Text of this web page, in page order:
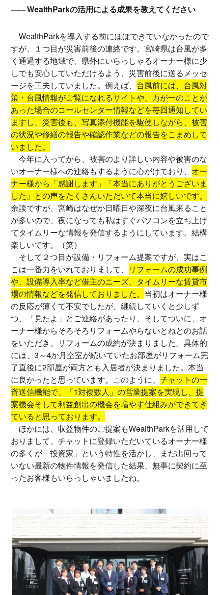
WealthParkの活用による成果を教えてください
WealthParkを導入する前にほぼできていなかったので
すが、１つ目が災害前後の連絡です。宮崎県は台風が多
く通過する地域で、県外にいらっしゃるオーナー様に少
しでも安心していただけるよう、災害前後に送るメッセ
ージを工夫していました。例えば、 台風前には、台風対
策・台風情報がご覧になれるサイトや、万が一のことが
あった場合のコールセンター情報などを毎回通知してい
ますし、災害後も、写真添付機能を駆使しながら、被害
の状況や修繕の報告や確認作業などの報告をこまめして
いました。
今年に入ってから、被害のより詳しい内容や被害のな
いオーナー様への連絡もするように心がけており、 オー
ナー様から「感謝します」「本当にありがとうございま
した」との声をたくさんいただいて本当に嬉しいです。
余談ですが、宮崎はなぜか日曜日や深夜に台風来ること
が多いので、夜になっても私はすぐパソコンを立ち上げ
てタイムリーな情報を発信するようにしています。結構
楽しいです。（笑）
そして２つ目が設備・リフォーム提案ですが、実はこ
こは一番力をいれておりまして、
リフォームの成功事例
や、設備導入率など借主のニーズ、タイムリーな賃貸市
場の情報などを発信しておりました。 当初はオーナー様
の反応が薄くて不安でしたが、継続していくと少しず
つ、「見たよ」とご連絡があったり、そしてついに、オ
ーナー様からそろそろリフォームやらないとねとのお話
をいただき、リフォームの成約が決まりました。具体的
には、3～4か月空室が続いていたお部屋がリフォーム完
了直後に2部屋が両方とも入居者が決まりました。本当
に良かったと思っています。このように、チャットの一
斉送信機能で、「1対複数人」の営業提案を実現し、提
案機会そして利益創出の機会を増やす仕組みができてき
ていると思っております。
ほかには、収益物件のご提案もWealthParkを活用して
おりまして、チャットに登録いただいているオーナー様
の多くが「投資家」という特性を活かし、まだ出回って
いない最新の物件情報を発信した結果、無事に契約に至
ったお客様もいらっしゃいましたね。